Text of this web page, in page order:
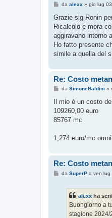
M
s
a
g
g
i
o
da alexx » gio lug
Grazie sig Ronin
Ricalcolo e mora
aggiravano intorno
Ho fatto presente
simile a quella del
Re: Costo
M
s
a
g
o
da SimoneBaldini »
Il mio è un costo
109260,00 euro
85767 mc
1,274 euro/mc
Re: Costo
Mda SuperP» ven lug
alexx ha
Buongiorno a
stagione 2024/